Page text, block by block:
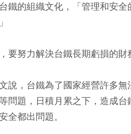
鐵的組織文化，「管理和安
要努力解決台鐵長期虧損的財
說，台鐵為了國家經營許多
問題，日積月累之下，造成
全都出問題。